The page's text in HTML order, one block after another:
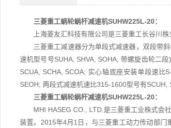
三菱重工蜗轮蜗杆减速机SUHW225L-20：
上海菱友汇科技有限公司是三菱重工长谷川
三菱重工减速器分为单段式减速器，双段带
速机型号号SUHA, SHVA, SOHA, 带螺旋齿轮二
SCUA, SCHA, SCOA; 实心轴底座安装单段速比
SEOH; 两段式减速机速比315-1600型号有SCUH,
三菱重工蜗轮蜗杆减速机SUHW225L-20：
MHI HASEG CO., LTD.是三菱重工业株式会
装置。2015年4月1日，与三菱重工动力传动部门